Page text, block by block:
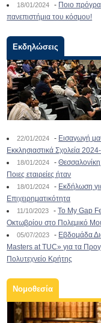
18/01/2024 - Ποιο
πανεπιστήμια του κόσμου!
Εκδηλώσεις
22/01/2024 - Εισαγωγή
Εκκλησιαστικά Σχολεία
18/01/2024 -
Ποιες εταιρείες ήταν
18/01/2024 - Εκδήλωση
Επιχειρηματικότητα
11/10/2023 -To My Gap
Οκτωβρίου στο Πολεμικό
05/07/2023 - Εβδομάδα
Masters at TUC» για τα
Πολυτεχνείο Κρήτης
Νομοθεσία